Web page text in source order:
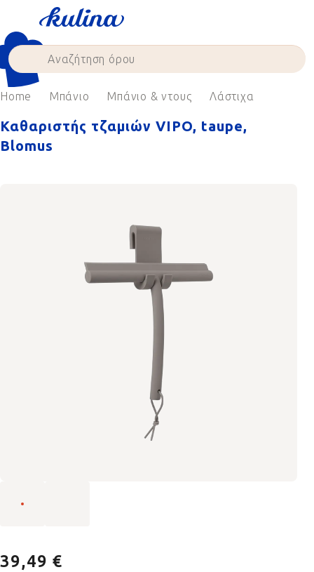
content
Home Μπάνιο Μπάνιο & ντους Λάστιχα
Καθαριστής τζαμιών VIPO, taupe,
Blomus
39,49 €